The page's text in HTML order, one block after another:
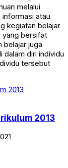
melalui
atau
kegiatan belajar
yang bersifat
belajar juga
dalam diri individu
tersebut
2013